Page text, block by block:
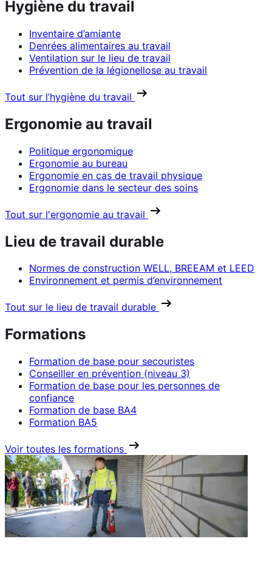
Hygiène du travail
Inventaire d’amiante
Denrées alimentaires au travail
Ventilation sur le lieu de travail
Prévention de la légionellose au travail
Tout sur l’hygiène du travail
Ergonomie au travail
Politique ergonomique
Ergonomie au bureau
Ergonomie en cas de travail physique
Ergonomie dans le secteur des soins
Tout sur l'ergonomie au travail
Lieu de travail durable
Normes de construction WELL, BREEAM et LEED
Environnement et permis d’environnement
Tout sur le lieu de travail durable
Formations
Formation de base pour secouristes
Conseiller en prévention (niveau 3)
Formation de base pour les personnes de
confiance
Formation de base BA4
Formation BA5
Voir toutes les formations